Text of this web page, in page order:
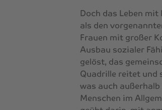
Doch das Leben
als den
Frauen mit großer
Ausbau sozialer
gelöst, das
Quadrille reitet und
was auch
Menschen im